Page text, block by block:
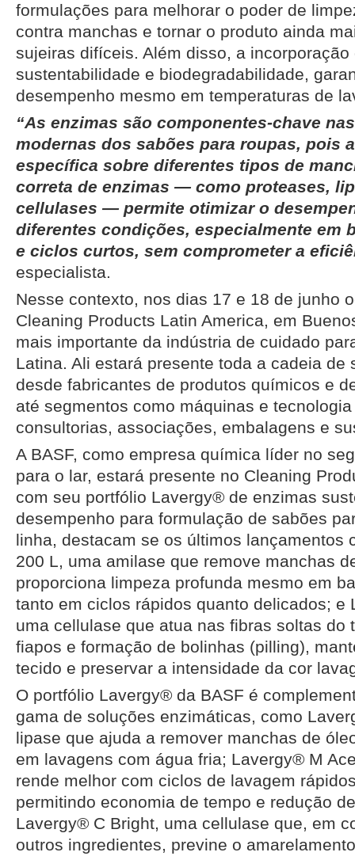
formulações para melhorar o poder de
contra manchas e tornar o produto ainda
sujeiras difíceis. Além disso, a
sustentabilidade e biodegradabilidade,
desempenho mesmo em temperaturas de
“As enzimas são componentes-chave
modernas dos sabões para roupas, pois
específica sobre diferentes tipos de
correta de enzimas — como proteases,
cellulases — permite otimizar o
diferentes condições, especialmente em
e ciclos curtos, sem comprometer a
especialista.
Nesse contexto, nos dias 17 e 18 de junho
Cleaning Products Latin America, em
mais importante da indústria de cuidado
Latina. Ali estará presente toda a cadeia de
desde fabricantes de produtos químicos e
até segmentos como máquinas e
consultorias, associações, embalagens e
A BASF, como empresa química líder no
para o lar, estará presente no Cleaning
com seu portfólio Lavergy® de enzimas
desempenho para formulação de sabões
linha, destacam se os últimos lançamentos
200 L, uma amilase que remove manchas
proporciona limpeza profunda mesmo em
tanto em ciclos rápidos quanto delicados; e
uma cellulase que atua nas fibras soltas do
fiapos e formação de bolinhas (pilling),
tecido e preservar a intensidade da cor
O portfólio Lavergy® da BASF é
gama de soluções enzimáticas, como
lipase que ajuda a remover manchas de
em lavagens com água fria; Lavergy® M
rende melhor com ciclos de lavagem
permitindo economia de tempo e redução
Lavergy® C Bright, uma cellulase que, em
outros ingredientes, previne o